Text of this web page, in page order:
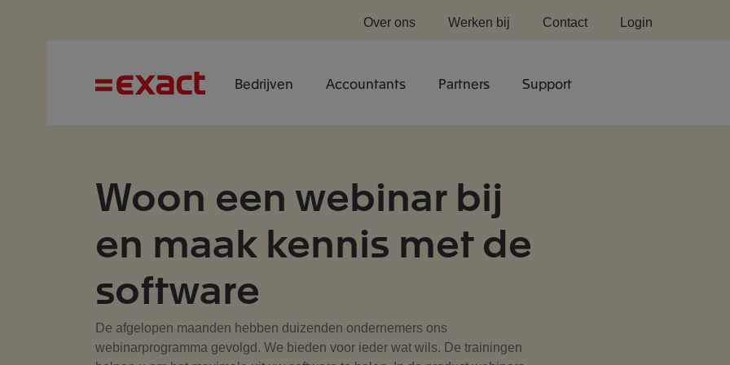
Bedrijven Accountants Partners Support
Over ons Werken bij Contact Login
Woon een webinar bij
en maak kennis met de
software
De afgelopen maanden hebben duizenden ondernemers ons
webinarprogramma gevolgd. We bieden voor ieder wat wils. De trainingen